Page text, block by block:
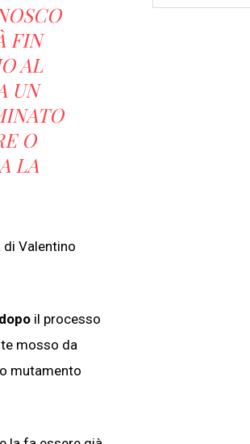
FIN
AL
UN
O
LA
di Valentino
il processo
mosso da
mutamento